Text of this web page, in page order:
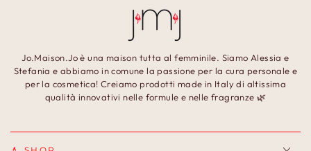
Jo.Maison.Jo è una maison tutta al femminile. Siamo Alessia e
Stefania e abbiamo in comune la passione per la cura personale e
per la cosmetica! Creiamo prodotti made in Italy di altissima
qualità innovativi nelle formule e nelle fragranze 🌿